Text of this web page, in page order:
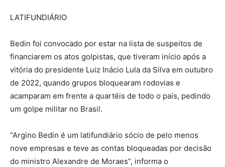
LATIFUNDIÁRIO
Bedin foi convocado por estar na lista de suspeitos de
financiarem os atos golpistas, que tiveram início após a
vitória do presidente Luiz Inácio Lula da Silva em outubro
de 2022, quando grupos bloquearam rodovias e
acamparam em frente a quartéis de todo o país, pedindo
um golpe militar no Brasil.
“Argino Bedin é um latifundiário sócio de pelo menos
nove empresas e teve as contas bloqueadas por decisão
do ministro Alexandre de Moraes”, informa o